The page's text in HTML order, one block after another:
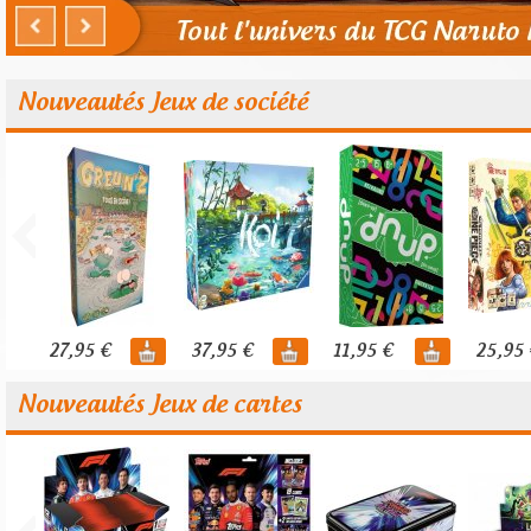
Nouveautés Jeux de société
27,95 € 37,95 € 11,95 € 25,95
Nouveautés Jeux de cartes